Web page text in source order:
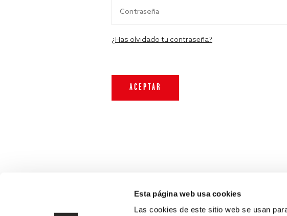
Esta página web usa cookies
Las cookies de este sitio web se usan
¿Has olvidado tu contraseña?